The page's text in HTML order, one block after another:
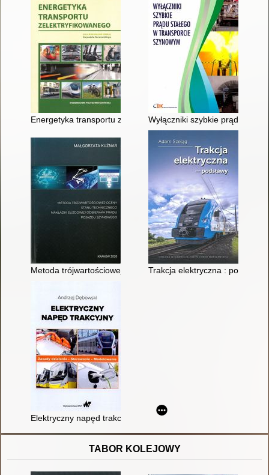
Energetyka transportu zelektryfikowanego : zbiór zadań
Wyłączniki szybkie prądu
Metoda trójwartościowej oceny stanu technicznego nakładki
Trakcja elektryczna : podstawy
Elektryczny napęd trakcyjny : zasady działania, sterowanie,
TABOR KOLEJOWY